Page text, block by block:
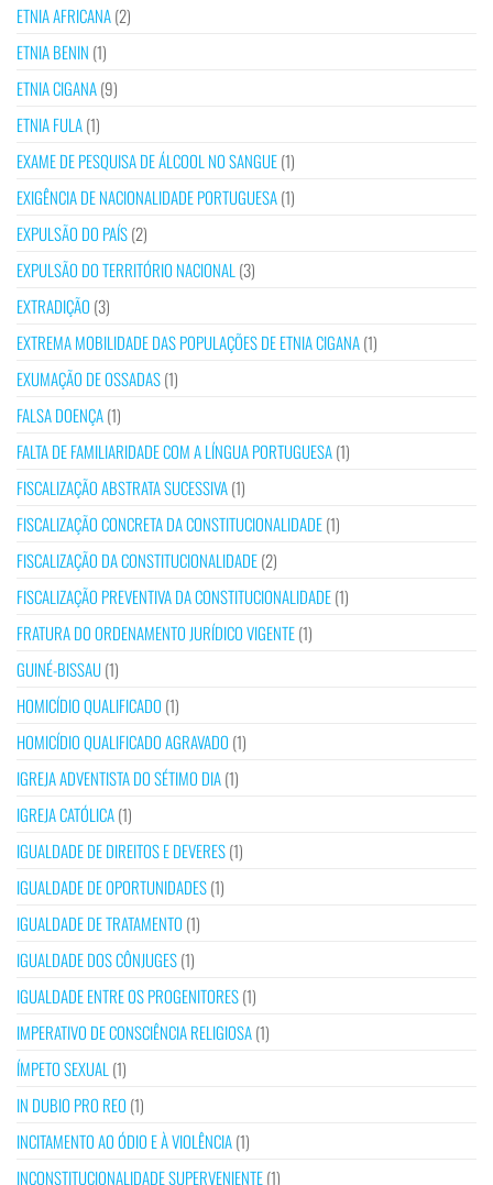
ETNIA AFRICANA(2)
ETNIA BENIN (1)
ETNIA CIGANA(9)
ETNIA FULA(1)
EXAME DE PESQUISA DE ÁLCOOL NO SANGUE(1)
EXIGÊNCIA DE NACIONALIDADE PORTUGUESA(1)
EXPULSÃO DO PAÍS(2)
EXPULSÃO DO TERRITÓRIO NACIONAL (3)
EXTRADIÇÃO (3)
EXTREMA MOBILIDADE DAS POPULAÇÕES DE ETNIA CIGANA(1)
EXUMAÇÃO DE OSSADAS(1)
FALSA DOENÇA(1)
FALTA DE FAMILIARIDADE COM A LÍNGUA PORTUGUESA(1)
FISCALIZAÇÃO ABSTRATA SUCESSIVA(1)
FISCALIZAÇÃO CONCRETA DA CONSTITUCIONALIDADE(1)
FISCALIZAÇÃO DA CONSTITUCIONALIDADE(2)
FISCALIZAÇÃO PREVENTIVA DA CONSTITUCIONALIDADE(1)
FRATURA DO ORDENAMENTO JURÍDICO VIGENTE(1)
GUINÉ-BISSAU(1)
HOMICÍDIO QUALIFICADO (1)
HOMICÍDIO QUALIFICADO AGRAVADO (1)
IGREJA ADVENTISTA DO SÉTIMO DIA(1)
IGREJA CATÓLICA(1)
IGUALDADE DE DIREITOS E DEVERES(1)
IGUALDADE DE OPORTUNIDADES(1)
IGUALDADE DE TRATAMENTO (1)
IGUALDADE DOS CÔNJUGES(1)
IGUALDADE ENTRE OS PROGENITORES(1)
IMPERATIVO DE CONSCIÊNCIA RELIGIOSA(1)
ÍMPETO SEXUAL (1)
IN DUBIO PRO REO (1)
INCITAMENTO AO ÓDIO E À VIOLÊNCIA(1)
INCONSTITUCIONALIDADE SUPERVENIENTE(1)